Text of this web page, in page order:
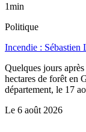
1min
Politique
Incendie : Sébastien
Quelques jours
hectares de forêt en
département, le 17
Le 6 août 2026